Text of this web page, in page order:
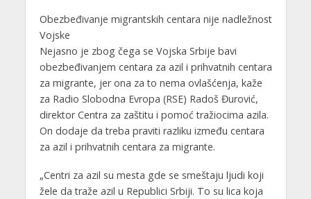
Obezbeđivanje migrantskih centara nije nadležnost
Vojske
Nejasno je zbog čega se Vojska Srbije bavi
obezbeđivanjem centara za azil i prihvatnih centara
za migrante, jer ona za to nema ovlašćenja, kaže
za Radio Slobodna Evropa (RSE) Radoš Đurović,
direktor Centra za zaštitu i pomoć tražiocima azila.
On dodaje da treba praviti razliku između centara
za azil i prihvatnih centara za migrante.
„Centri za azil su mesta gde se smeštaju ljudi koji
žele da traže azil u Republici Srbiji. To su lica koja